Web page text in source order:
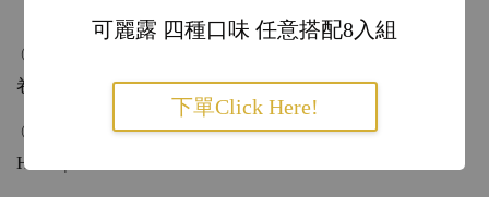
可麗露 四種口味 任意搭配8入組
下單Click Here!
◎每組內含3卷不同圖案的穿孔圖案（寬21mm x 3
卷），每卷膠帶總長2m，芯直徑7mm
◎尺寸/包裝：H120×W45×D15mm 本體：
H69×φ15mm